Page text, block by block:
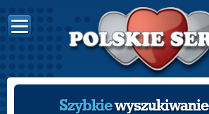
Szybkiewyszukiwanie